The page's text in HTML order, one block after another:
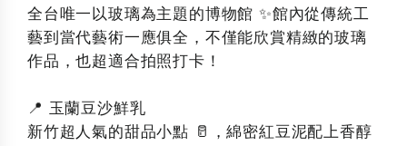
全台唯一以玻璃為主題的博物館 ✨館內從傳統工
藝到當代藝術一應俱全，不僅能欣賞精緻的玻璃
作品，也超適合拍照打卡！
📍 玉蘭豆沙鮮乳
新竹超人氣的甜品小點 🥛，綿密紅豆泥配上香醇